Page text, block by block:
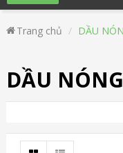
Trang chủ DẦU
DẦU